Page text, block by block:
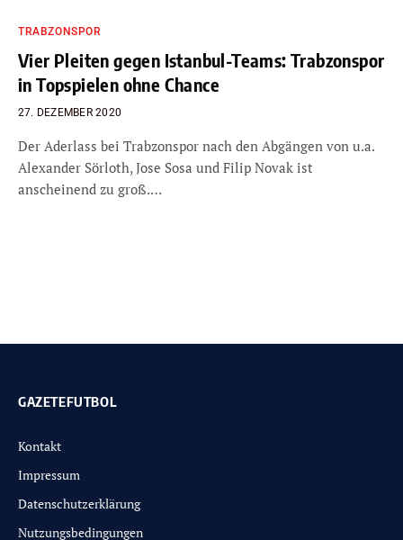
TRABZONSPOR
Vier Pleiten gegen Istanbul-Teams: Trabzonspor
in Topspielen ohne Chance
27. DEZEMBER 2020
Der Aderlass bei Trabzonspor nach den Abgängen von u.a.
Alexander Sörloth, Jose Sosa und Filip Novak ist
anscheinend zu groß.…
GAZETEFUTBOL
Kontakt
Impressum
Datenschutzerklärung
Nutzungsbedingungen